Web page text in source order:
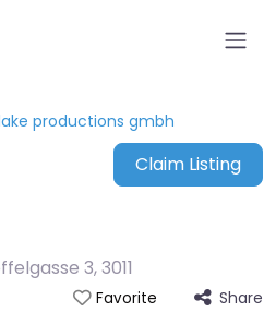
productions gmbh
Claim Listing
3,3011
Favorite Share